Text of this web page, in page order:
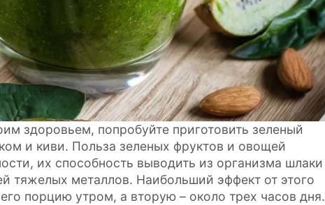
здоровьем, попробуйте приготовить зеленый
и киви. Польза зеленых фруктов и овощей
их способность выводить из организма шлаки
тяжелых металлов. Наибольший эффект от этого
порцию утром, а вторую – около трех часов дня.